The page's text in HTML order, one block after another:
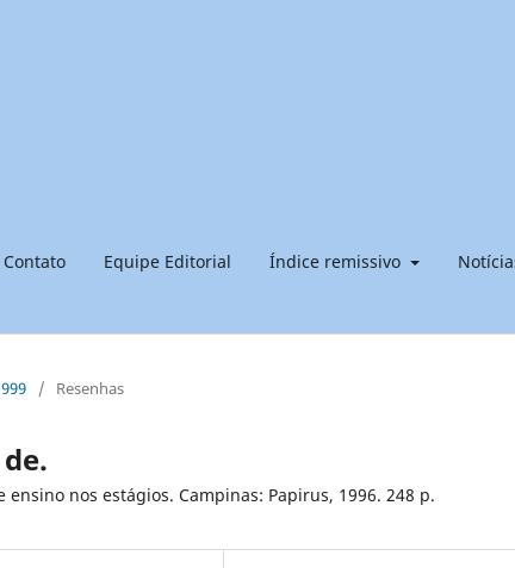
Contato Equipe Editorial Índice remissivo
/ Resenhas
nos estágios. Campinas: Papirus, 1996. 248 p.